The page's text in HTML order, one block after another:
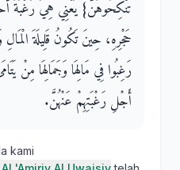
تَنْكِحُوهُنَّ‏}‏ يَعْنِي هِيَ رَغْبَةُ
حَجْرِهِ، حِينَ تَكُونُ قَلِيلَةَ الْمَالِ
رَغِبُوا فِي مَالِهَا وَجَمَالِهَا مِنْ
أَجْلِ رَغْبَتِهِمْ عَنْهُنَّ‏.‏
kami